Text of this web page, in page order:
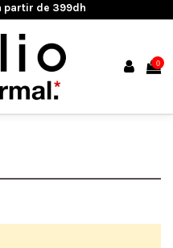
partir de 399dh
0